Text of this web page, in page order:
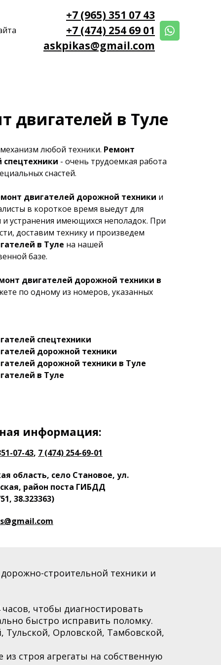
+7 (965) 351 07 43
+7 (474) 254 69 01
askpikas@gmail.com
двигателей в Туле
любой техники. Ремонт
спецтехники - очень трудоемкая работа
снастей.
двигателей дорожной техники и
в короткое время выедут для
и устранения имеющихся неполадок. При
доставим технику и произведем
в Туле на нашей
базе.
двигателей дорожной техники в
по одному из номеров, указанных
спецтехники
дорожной техники
дорожной техники в Туле
в Туле
информация:
07-43, 7 (474) 254-69-01
область, село Становое, ул.
район поста ГИБДД
38.323363)
строительной техники и
чтобы диагностировать
быстро исправить поломку.
Орловской, Тамбовской,
строя агрегаты на собственную